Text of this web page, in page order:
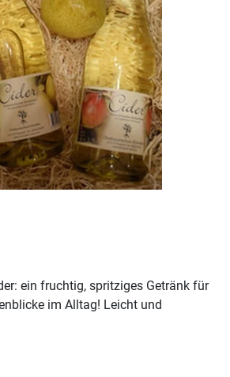
ein fruchtig, spritziges Getränk für
im Alltag! Leicht und